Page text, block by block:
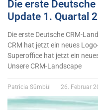
Die erste
Update 1. Quartal
Die erste Deutsche CRM-
CRM hat jetzt ein neues
Superoffice hat jetzt ein
Unsere CRM-Landscape
Patricia Sümbül 26. Februar